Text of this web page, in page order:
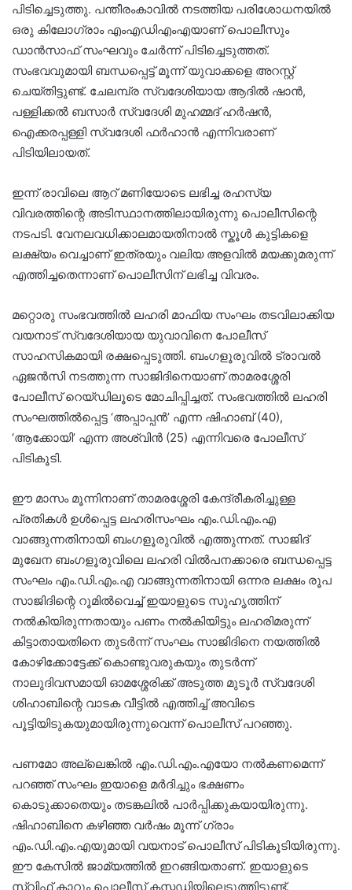
പിടിച്ചെടുത്തു. പന്തീരംകാവിൽ നടത്തിയ പരിശോധനയിൽ
ഒരു കിലോഗ്രാം എംഎഡിഎംഎയാണ് പൊലീസും
ഡാൻസാഫ് സംഘവും ചേർന്ന് പിടിച്ചെടുത്തത്.
സംഭവവുമായി ബന്ധപ്പെട്ട് മൂന്ന് യുവാക്കളെ അറസ്റ്റ്
ചെയ്തിട്ടുണ്ട്. ചേലമ്പ്ര സ്വദേശിയായ ആദിൽ ഷാൻ,
പള്ളിക്കൽ ബസാർ സ്വദേശി മുഹമ്മദ് ഹർഷൻ,
ഐക്കരപ്പള്ളി സ്വദേശി ഫർഹാൻ എന്നിവരാണ്
പിടിയിലായത്.
ഇന്ന് രാവിലെ ആറ് മണിയോടെ ലഭിച്ച രഹസ്യ
വിവരത്തിന്റെ അടിസ്ഥാനത്തിലായിരുന്നു പൊലീസിന്റെ
നടപടി. വേനലവധിക്കാലമായതിനാൽ സ്കൂൾ കുട്ടികളെ
ലക്ഷ്യം വെച്ചാണ് ഇത്രയും വലിയ അളവിൽ മയക്കുമരുന്ന്
എത്തിച്ചതെന്നാണ് പൊലീസിന് ലഭിച്ച വിവരം.
മറ്റൊരു സംഭവത്തിൽ ലഹരി മാഫിയ സംഘം തടവിലാക്കിയ
വയനാട് സ്വദേശിയായ യുവാവിനെ പോലീസ്
സാഹസികമായി രക്ഷപ്പെടുത്തി. ബംഗളൂരുവിൽ ട്രാവൽ
ഏജൻസി നടത്തുന്ന സാജിദിനെയാണ് താമരശ്ശേരി
പോലീസ് റെയ്ഡിലൂടെ മോചിപ്പിച്ചത്. സംഭവത്തിൽ ലഹരി
സംഘത്തിൽപ്പെട്ട ‘അപ്പാപ്പൻ’ എന്ന ഷിഹാബ് (40),
‘ആക്കോയി’ എന്ന അശ്വിൻ (25) എന്നിവരെ പോലീസ്
പിടികൂടി.
ഈ മാസം മൂന്നിനാണ് താമരശ്ശേരി കേന്ദ്രീകരിച്ചുള്ള
പ്രതികൾ ഉൾപ്പെട്ട ലഹരിസംഘം എം.ഡി.എം.എ
വാങ്ങുന്നതിനായി ബംഗളൂരുവിൽ എത്തുന്നത്. സാജിദ്
മുഖേന ബംഗളൂരുവിലെ ലഹരി വിൽപനക്കാരെ ബന്ധപ്പെട്ട
സംഘം എം.ഡി.എം.എ വാങ്ങുന്നതിനായി ഒന്നര ലക്ഷം രൂപ
സാജിദിന്റെ റൂമിൽവെച്ച് ഇയാളുടെ സുഹൃത്തിന്
നൽകിയിരുന്നതായും പണം നൽകിയിട്ടും ലഹരിമരുന്ന്
കിട്ടാതായതിനെ തുടർന്ന് സംഘം സാജിദിനെ നയത്തിൽ
കോഴിക്കോട്ടേക്ക് കൊണ്ടുവരുകയും തുടർന്ന്
നാലുദിവസമായി ഓമശ്ശേരിക്ക് അടുത്ത മുടൂർ സ്വദേശി
ശിഹാബിന്റെ വാടക വീട്ടിൽ എത്തിച്ച് അവിടെ
പൂട്ടിയിടുകയുമായിരുന്നുവെന്ന് പൊലീസ് പറഞ്ഞു.
പണമോ അല്ലെങ്കിൽ എം.ഡി.എം.എയോ നൽകണമെന്ന്
പറഞ്ഞ് സംഘം ഇയാളെ മർദിച്ചും ഭക്ഷണം
കൊടുക്കാതെയും തടങ്കലിൽ പാർപ്പിക്കുകയായിരുന്നു.
ഷിഹാബിനെ കഴിഞ്ഞ വർഷം മൂന്ന് ഗ്രാം
എം.ഡി.എം.എയുമായി വയനാട് പൊലീസ് പിടികൂടിയിരുന്നു.
ഈ കേസിൽ ജാമ്യത്തിൽ ഇറങ്ങിയതാണ്. ഇയാളുടെ
സ്വിഫ്റ്റ് കാറും പൊലീസ് കസ്റ്റഡിയിലെടുത്തിട്ടുണ്ട്.